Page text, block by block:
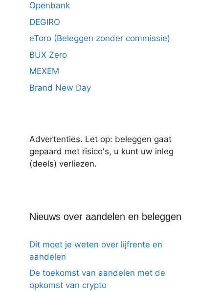
Openbank
DEGIRO
eToro (Beleggen zonder commissie)
BUX Zero
MEXEM
Brand New Day
Advertenties. Let op: beleggen gaat
gepaard met risico's, u kunt uw inleg
(deels) verliezen.
Nieuws over aandelen en beleggen
Dit moet je weten over lijfrente en
aandelen
De toekomst van aandelen met de
opkomst van crypto